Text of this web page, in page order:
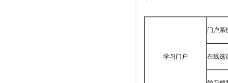
学习门户
门户系
在线选